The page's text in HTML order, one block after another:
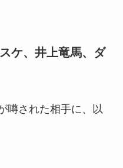
ケ、井上竜馬、ダ
噂された相手に、以